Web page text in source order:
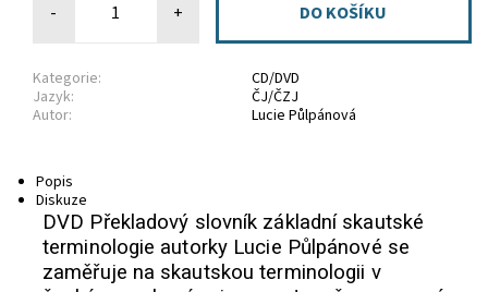
- +
Kategorie:
CD/DVD
Jazyk:
ČJ/ČZJ
Autor:
Lucie Půlpánová
Popis
Diskuze
DVD Překladový slovník základní skautské
terminologie autorky Lucie Půlpánové se
zaměřuje na skautskou terminologii v